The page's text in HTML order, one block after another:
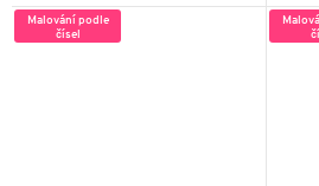
Malování podle
čísel